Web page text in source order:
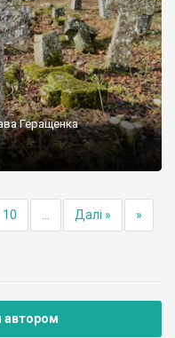
Геращенка
10 Далі » »
автором